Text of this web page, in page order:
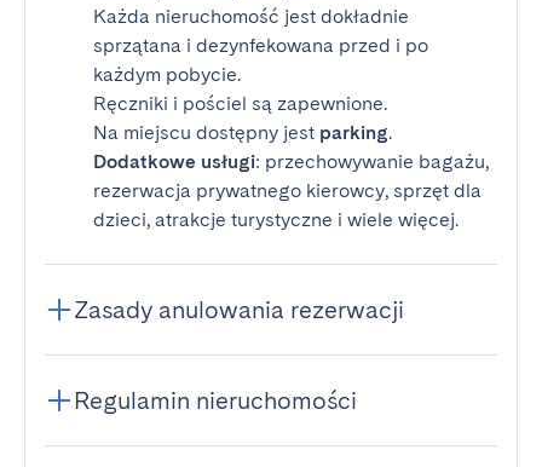
Każda nieruchomość jest dokładnie
sprzątana i dezynfekowana przed i po
każdym pobycie.
Ręczniki i pościel są zapewnione.
Na miejscu dostępny jest parking.
Dodatkowe usługi: przechowywanie bagażu,
rezerwacja prywatnego kierowcy, sprzęt dla
dzieci, atrakcje turystyczne i wiele więcej.
Zasady anulowania rezerwacji
Regulamin nieruchomości